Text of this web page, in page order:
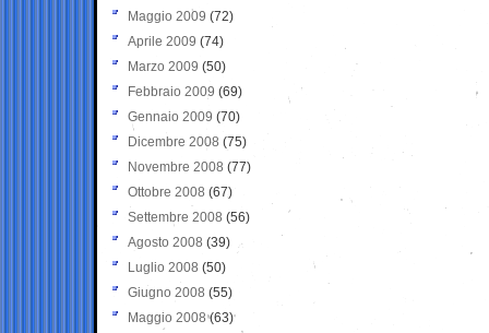
Maggio 2009 (72)
Aprile 2009 (74)
Marzo 2009 (50)
Febbraio 2009 (69)
Gennaio 2009 (70)
Dicembre 2008 (75)
Novembre 2008 (77)
Ottobre 2008 (67)
Settembre 2008 (56)
Agosto 2008 (39)
Luglio 2008 (50)
Giugno 2008 (55)
Maggio 2008(63)